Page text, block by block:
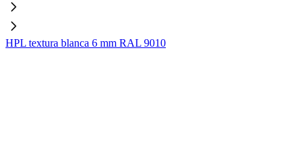
HPL textura blanca 6 mm RAL 9010